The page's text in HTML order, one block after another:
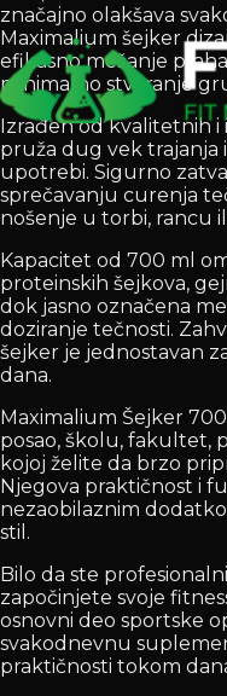
značajno olakšava
Maximalium šejker
efikasno mešanje
minimalno stvaranje
Izrađen od kvalitetnih
pruža dug vek trajanja
upotrebi. Sigurno
sprečavanju curenja
nošenje u torbi, rancu
Kapacitet od 700 ml
proteinskih šejkova,
dok jasno označena
doziranje tečnosti.
šejker je jednostavan
dana.
Maximalium Šejker
posao, školu, fakultet,
kojoj želite da brzo
Njegova praktičnost i
nezaobilaznim
stil.
Bilo da ste
započinjete svoje
osnovni deo sportske
svakodnevnu
praktičnosti tokom